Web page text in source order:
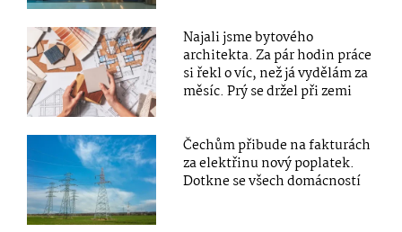
Najali jsme bytového
architekta. Za pár hodin práce
si řekl o víc, než já vydělám za
měsíc. Prý se držel při zemi
Čechům přibude na fakturách
za elektřinu nový poplatek.
Dotkne se všech domácností